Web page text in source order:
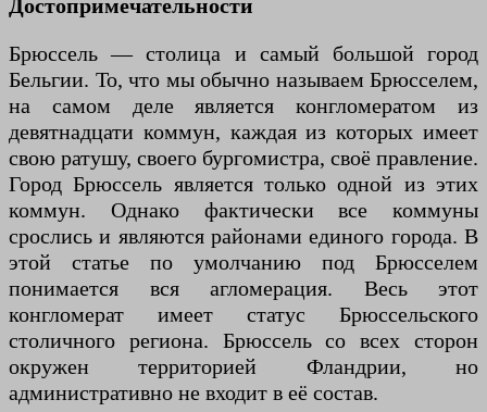
Достопримечательности
Брюссель — столица и самый большой город
Бельгии. То, что мы обычно называем Брюсселем,
на самом деле является конгломератом из
девятнадцати коммун, каждая из которых имеет
свою ратушу, своего бургомистра, своё правление.
Город Брюссель является только одной из этих
коммун. Однако фактически все коммуны
срослись и являются районами единого города. В
этой статье по умолчанию под Брюсселем
понимается вся агломерация. Весь этот
конгломерат имеет статус Брюссельского
столичного региона. Брюссель со всех сторон
окружен территорией Фландрии, но
административно не входит в её состав.